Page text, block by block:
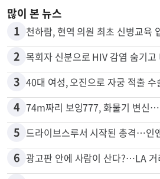
많이 본 뉴스
1
2 목회자 신분으로 HIV 감염 숨기고
3 40대 여성, 오진으로 자궁 적출 수
4
5 드라이브스루서 시작된 총격…인